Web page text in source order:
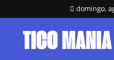
domingo,